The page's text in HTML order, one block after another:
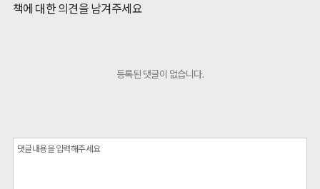
책에 대한 의견을 남겨주세요
등록된 댓글이 없습니다.